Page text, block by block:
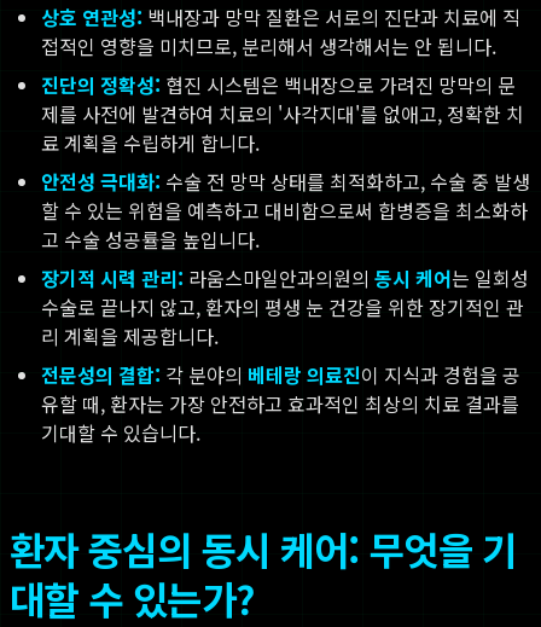
상호 연관성: 백내장과 망막 질환은 서로의 진단과 치료에 직
접적인 영향을 미치므로, 분리해서 생각해서는 안 됩니다.
진단의 정확성: 협진 시스템은 백내장으로 가려진 망막의 문
제를 사전에 발견하여 치료의 '사각지대'를 없애고, 정확한 치
료 계획을 수립하게 합니다.
안전성 극대화: 수술 전 망막 상태를 최적화하고, 수술 중 발생
할 수 있는 위험을 예측하고 대비함으로써 합병증을 최소화하
고 수술 성공률을 높입니다.
장기적 시력 관리: 라움스마일안과의원의 동시 케어는 일회성
수술로 끝나지 않고, 환자의 평생 눈 건강을 위한 장기적인 관
리 계획을 제공합니다.
전문성의 결합: 각 분야의 베테랑 의료진이 지식과 경험을 공
유할 때, 환자는 가장 안전하고 효과적인 최상의 치료 결과를
기대할 수 있습니다.
환자 중심의 동시 케어: 무엇을 기
대할 수 있는가?